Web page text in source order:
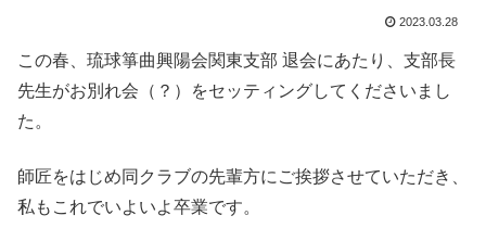
2023.03.28
この春、琉球箏曲興陽会関東支部 退会にあたり、支部長
先生がお別れ会（？）をセッティングしてくださいまし
た。
師匠をはじめ同クラブの先輩方にご挨拶させていただき、
私もこれでいよいよ卒業です。